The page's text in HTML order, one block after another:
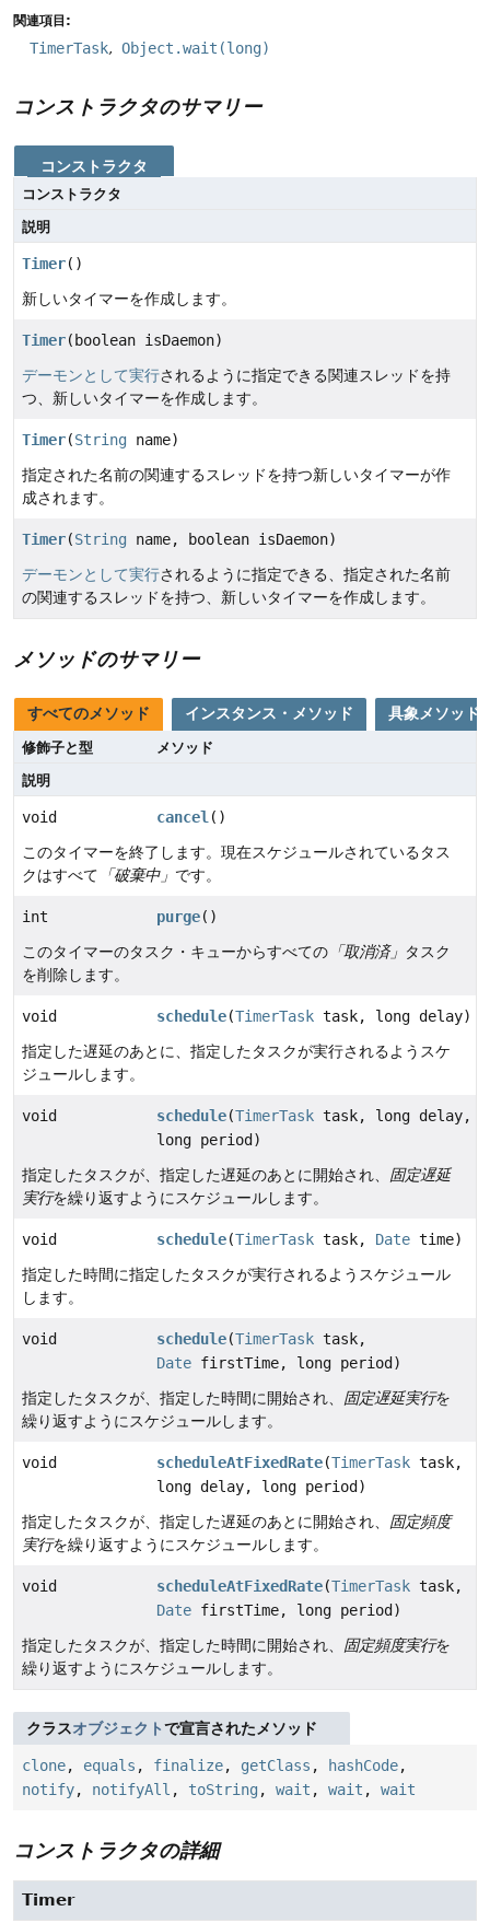
関連項目:
TimerTask Object.wait(long)
コンストラクタのサマリー
コンストラクタ
コンストラクタ
説明
Timer()
新しいタイマーを作成します。
Timer(boolean isDaemon)
デーモンとして実行されるように指定できる関連スレッドを持
つ、新しいタイマーを作成します。
Timer(String name)
指定された名前の関連するスレッドを持つ新しいタイマーが作
成されます。
Timer(String name, boolean isDaemon)
デーモンとして実行されるように指定できる、指定された名前
の関連するスレッドを持つ、新しいタイマーを作成します。
メソッドのサマリー
すべてのメソッド インスタンス・メソッド 具象メソッド
修飾子と型
メソッド
説明
void cancel ()
このタイマーを終了します。現在スケジュールされているタス
クはすべて 「破棄中」 です。
int purge()
このタイマーのタスク・キューからすべての 「取消済」 タスク
を削除します。
void schedule(TimerTasktask, long delay)
指定した遅延のあとに、指定したタスクが実行されるようスケ
ジュールします。
void schedule(TimerTasktask, long delay,
long period)
指定したタスクが、指定した遅延のあとに開始され、 固定遅延
実行を繰り返すようにスケジュールします。
void schedule(TimerTasktask, Datetime)
指定した時間に指定したタスクが実行されるようスケジュール
します。
void schedule(TimerTasktask,
DatefirstTime, long period)
指定したタスクが、指定した時間に開始され、 固定遅延実行を
繰り返すようにスケジュールします。
void scheduleAtFixedRate(TimerTasktask,
long delay, long period)
指定したタスクが、指定した遅延のあとに開始され、 固定頻度
実行を繰り返すようにスケジュールします。
void scheduleAtFixedRate(TimerTasktask,
DatefirstTime, long period)
指定したタスクが、指定した時間に開始され、 固定頻度実行を
繰り返すようにスケジュールします。
クラスオブジェクトで宣言されたメソッド
clone, equals , finalize, getClass , hashCode,
notify, notifyAll , toString , wait , wait , wait
コンストラクタの詳細
Timer